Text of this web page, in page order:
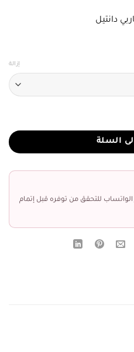
دانتيل
إزالة
لخطف الأنظار"
السلة
للتحقق من توفره قبل إتمام